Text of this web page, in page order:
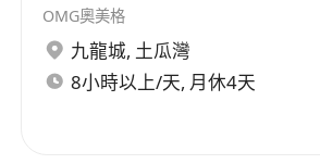
OMG奧美格
九龍城, 土瓜灣
8小時以上/天, 月休4天